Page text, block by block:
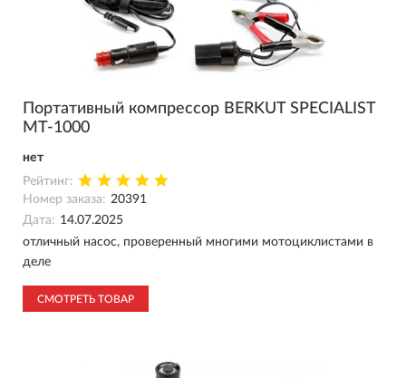
Портативный компрессор BERKUT SPECIALIST
MT-1000
нет
Рейтинг:
Номер заказа: 20391
Дата: 14.07.2025
отличный насос, проверенный многими мотоциклистами в
деле
СМОТРЕТЬ ТОВАР